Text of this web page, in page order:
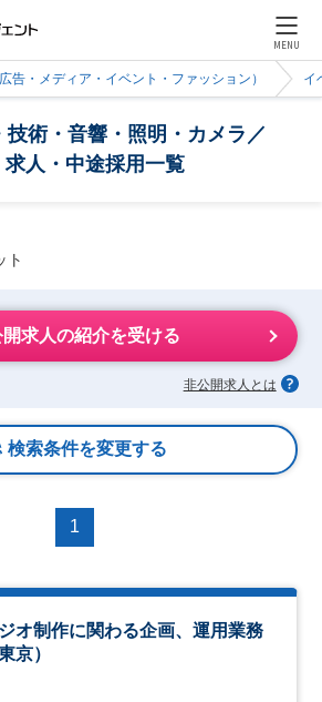
MENU
告・メディア・イベント・ファッション） イ
技術・音響・照明・カメラ／
人・中途採用一覧
ト
求人の紹介を受ける
非公開求人とは
検索条件を変更する
1
オ制作に関わる企画、運用業務
京）